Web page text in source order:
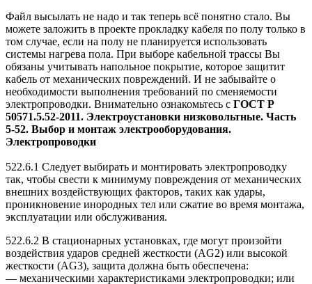
Файл высылать не надо и так теперь всё понятно стало. Вы
можете заложить в проекте прокладку кабеля по полу только в
том случае, если на полу не планируется использовать
системы нагрева пола. При выборе кабельной трассы Вы
обязаны учитывать напольное покрытие, которое защитит
кабель от механических повреждений. И не забывайте о
необходимости выполнения требований по сменяемости
электропроводки. Внимательно ознакомьтесь с ГОСТ Р
50571.5.52-2011. Электроустановки низковольтные. Часть
5-52. Выбор и монтаж электрооборудования.
Электропроводки
522.6.1 Следует выбирать и монтировать электропроводку
так, чтобы свести к минимуму повреждения от механических
внешних воздействующих факторов, таких как удары,
проникновение инородных тел или сжатие во время монтажа,
эксплуатации или обслуживания.
522.6.2 В стационарных установках, где могут произойти
воздействия ударов средней жесткости (AG2) или высокой
жесткости (AG3), защита должна быть обеспечена:
— механическими характеристиками электропроводки; или